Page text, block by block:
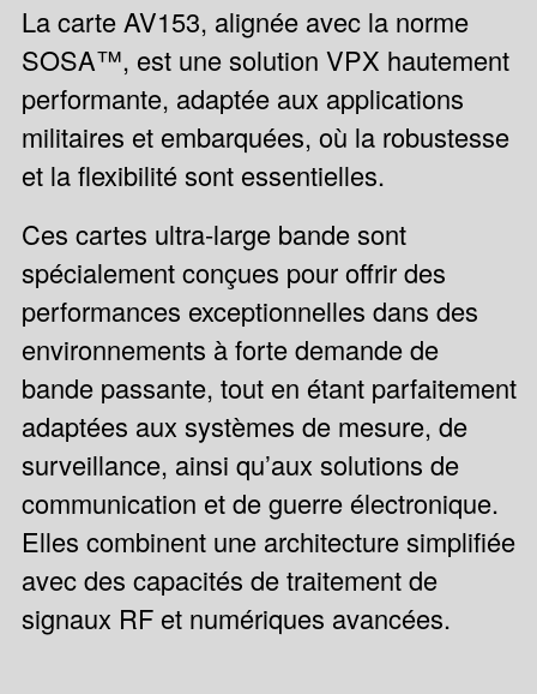
La carte AV153, alignée avec la norme
SOSA™, est une solution VPX hautement
performante, adaptée aux applications
militaires et embarquées, où la robustesse
et la flexibilité sont essentielles.
Ces cartes ultra-large bande sont
spécialement conçues pour offrir des
performances exceptionnelles dans des
environnements à forte demande de
bande passante, tout en étant parfaitement
adaptées aux systèmes de mesure, de
surveillance, ainsi qu’aux solutions de
communication et de guerre électronique.
Elles combinent une architecture simplifiée
avec des capacités de traitement de
signaux RF et numériques avancées.